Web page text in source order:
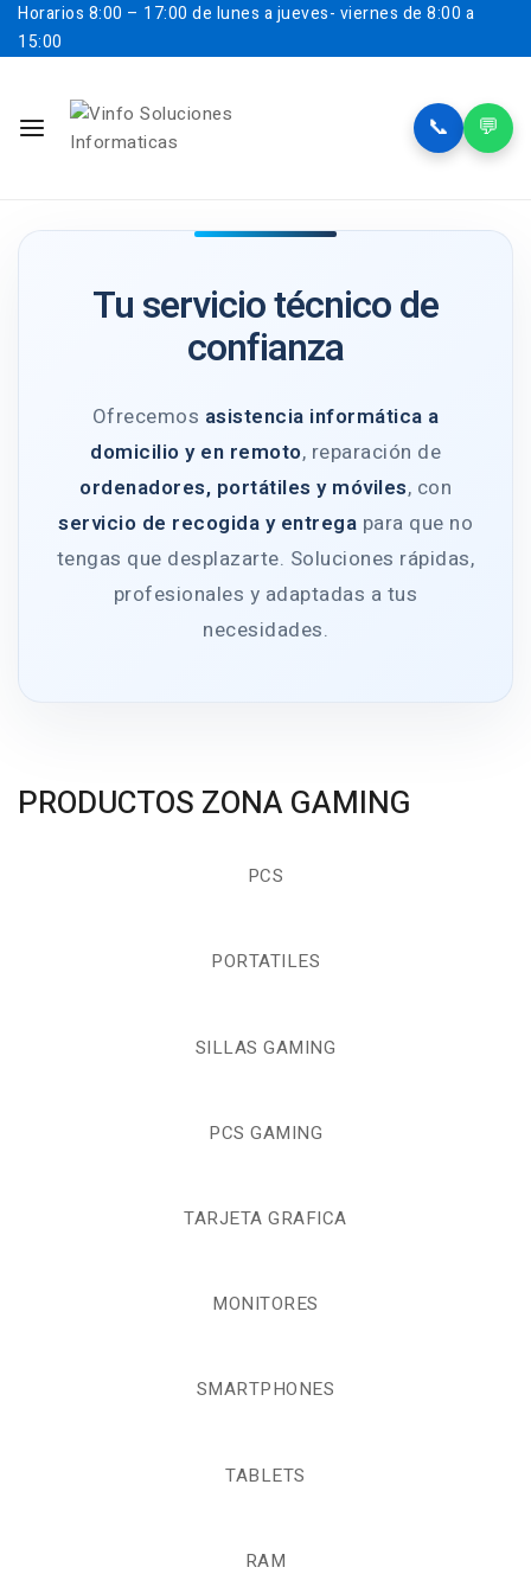
Horarios 8:00 – 17:00 de lunes a jueves- viernes de 8:00 a
15:00
📞 💬
Tu servicio técnico de
confianza
Ofrecemos asistencia informática a
domicilio y en remoto, reparación de
ordenadores, portátiles y móviles, con
servicio de recogida y entrega para que no
tengas que desplazarte. Soluciones rápidas,
profesionales y adaptadas a tus
necesidades.
PRODUCTOS ZONA GAMING
PCS
PORTATILES
SILLAS GAMING
PCS GAMING
TARJETA GRAFICA
MONITORES
SMARTPHONES
TABLETS
RAM